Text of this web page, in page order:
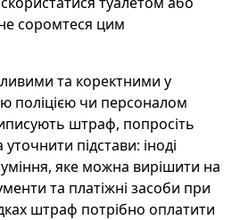
соромтеся цим
та коректними у
поліцією чи персоналом
штраф, попросіть
підстави: іноді
яке можна вирішити на
та платіжні засоби при
штраф потрібно оплатити